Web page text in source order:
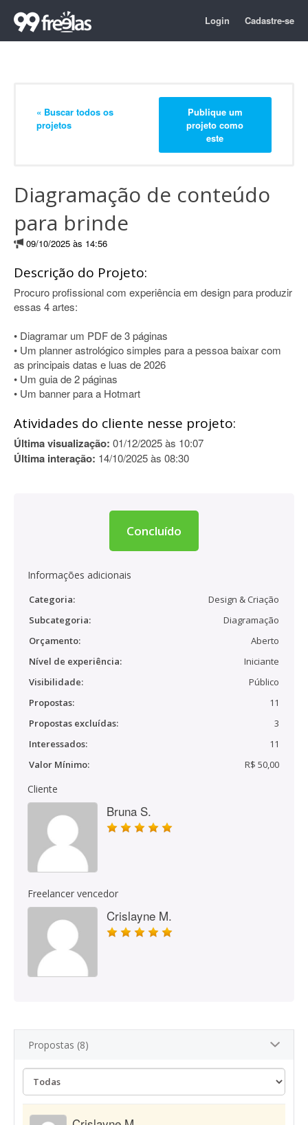
Login Cadastre-se
« Buscar todos os
projetos
Publique um
projeto como
este
Diagramação de conteúdo
para brinde
09/10/2025 às 14:56
Descrição do Projeto:
Procuro profissional com experiência em design para produzir
essas 4 artes:
• Diagramar um PDF de 3 páginas
• Um planner astrológico simples para a pessoa baixar com
as principais datas e luas de 2026
• Um guia de 2 páginas
• Um banner para a Hotmart
Atividades do cliente nesse projeto:
Última visualização: 01/12/2025 às 10:07
Última interação: 14/10/2025 às 08:30
Concluído
Informações adicionais
Categoria:
Design & Criação
Subcategoria:
Diagramação
Orçamento:
Aberto
Nível de experiência:
Iniciante
Visibilidade:
Público
Propostas:
11
Propostas excluídas:
3
Interessados:
11
Valor Mínimo:
R$ 50,00
Cliente
Bruna S.
Freelancer vencedor
Crislayne M.
Propostas (8)